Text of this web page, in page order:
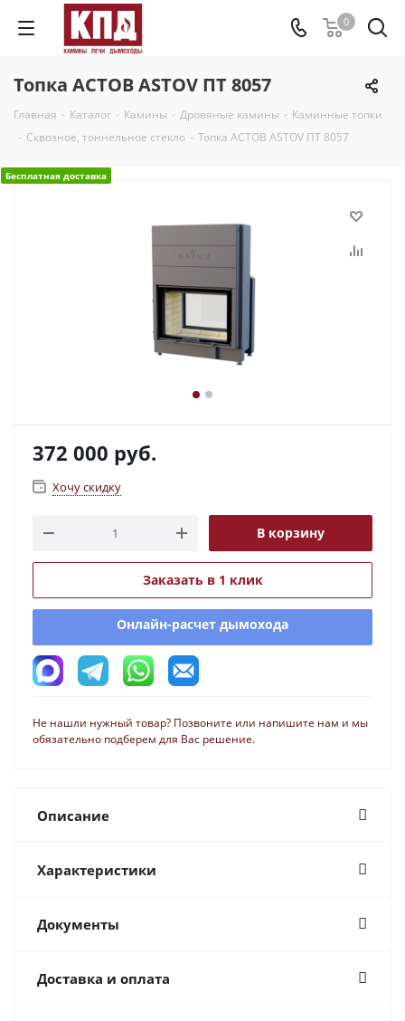
0
Топка АСТОВ ASTOV ПТ 8057
Главная - Каталог - Камины - Дровяные камины - Каминные топки
- Сквозное, тоннельное стекло - Топка АСТОВ ASTOV ПТ 8057
Бесплатная доставка
372 000 руб.
Хочу скидку
В корзину
Заказать в 1 клик
Онлайн-расчет дымохода
Не нашли нужный товар? Позвоните или напишите нам и мы
обязательно подберем для Вас решение.
Описание
Характеристики
Документы
Доставка и оплата